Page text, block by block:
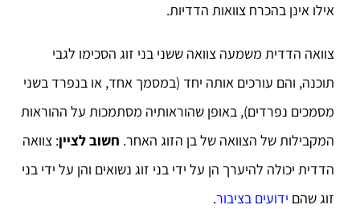
אילו אינן בהכרח צוואות הדדיות.
צוואה הדדית משמעה צוואה ששני בני זוג הסכימו לגבי
תוכנה, והם עורכים אותה יחד (במסמך אחד, או בנפרד בשני
מסמכים נפרדים), באופן שהוראותיה מסתמכות על ההוראות
המקבילות של הצוואה של בן הזוג האחר. חשוב לציין: צוואה
הדדית יכולה להיערך הן על ידי בני זוג נשואים והן על ידי בני
זוג שהם ידועים בציבור.